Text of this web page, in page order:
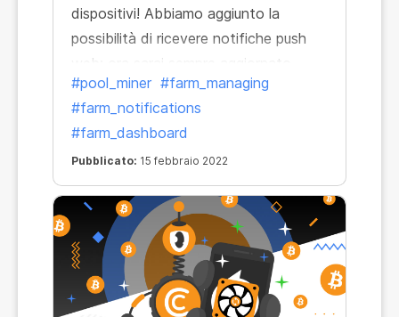
dispositivi! Abbiamo aggiunto la
possibilità di ricevere notifiche push
web: ora sarai sempre aggiornato.
#pool_miner #farm_managing
#farm_notifications
#farm_dashboard
Pubblicato: 15 febbraio 2022